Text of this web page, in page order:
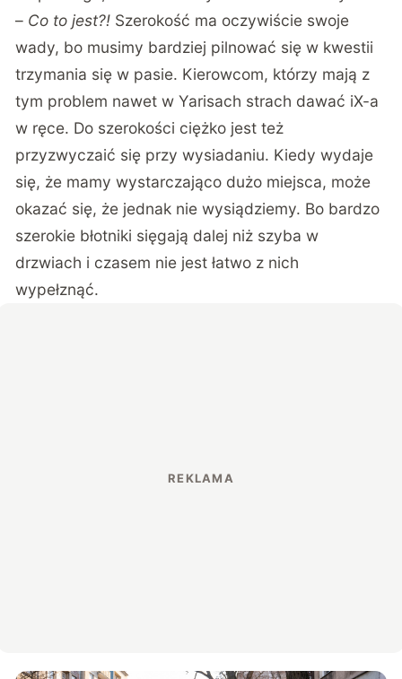
– Co to jest?! Szerokość ma oczywiście swoje
wady, bo musimy bardziej pilnować się w kwestii
trzymania się w pasie. Kierowcom, którzy mają z
tym problem nawet w Yarisach strach dawać iX-a
w ręce. Do szerokości ciężko jest też
przyzwyczaić się przy wysiadaniu. Kiedy wydaje
się, że mamy wystarczająco dużo miejsca, może
okazać się, że jednak nie wysiądziemy. Bo bardzo
szerokie błotniki sięgają dalej niż szyba w
drzwiach i czasem nie jest łatwo z nich
wypełznąć.